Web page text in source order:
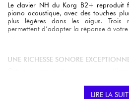
Le clavier NH du Korg B2+ reproduit
piano acoustique, avec des touches
plus légères dans les aigus. Trois
permettent d’adapter la réponse à votre
UNE RICHESSE SONORE
(allemand, italien, concert,
expressifs, des orgues (rock, jazz,
LIRE LA